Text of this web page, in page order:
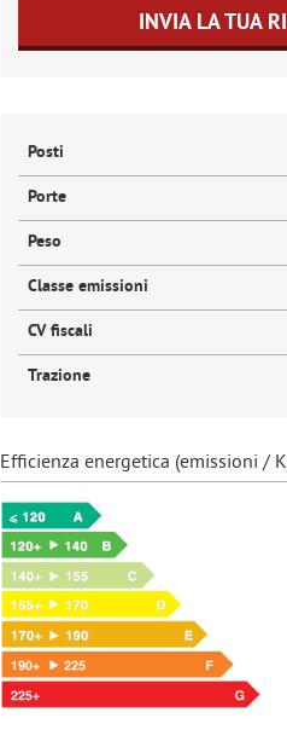
INVIA LA TUA
Posti
Porte
Peso
Classe emissioni
CV fiscali
Trazione
Efficienza energetica (emissioni /